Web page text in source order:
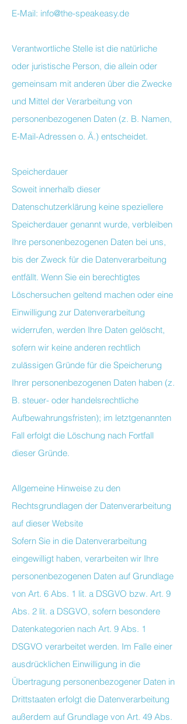
E-Mail: info@the-speakeasy.de
Verantwortliche Stelle ist die natürliche
oder juristische Person, die allein oder
gemeinsam mit anderen über die Zwecke
und Mittel der Verarbeitung von
personenbezogenen Daten (z. B. Namen,
E-Mail-Adressen o. Ä.) entscheidet.
Speicherdauer
Soweit innerhalb dieser
Datenschutzerklärung keine speziellere
Speicherdauer genannt wurde, verbleiben
Ihre personenbezogenen Daten bei uns,
bis der Zweck für die Datenverarbeitung
entfällt. Wenn Sie ein berechtigtes
Löschersuchen geltend machen oder eine
Einwilligung zur Datenverarbeitung
widerrufen, werden Ihre Daten gelöscht,
sofern wir keine anderen rechtlich
zulässigen Gründe für die Speicherung
Ihrer personenbezogenen Daten haben (z.
B. steuer- oder handelsrechtliche
Aufbewahrungsfristen); im letztgenannten
Fall erfolgt die Löschung nach Fortfall
dieser Gründe.
Allgemeine Hinweise zu den
Rechtsgrundlagen der Datenverarbeitung
auf dieser Website
Sofern Sie in die Datenverarbeitung
eingewilligt haben, verarbeiten wir Ihre
personenbezogenen Daten auf Grundlage
von Art. 6 Abs. 1 lit. a DSGVO bzw. Art. 9
Abs. 2 lit. a DSGVO, sofern besondere
Datenkategorien nach Art. 9 Abs. 1
DSGVO verarbeitet werden. Im Falle einer
ausdrücklichen Einwilligung in die
Übertragung personenbezogener Daten in
Drittstaaten erfolgt die Datenverarbeitung
außerdem auf Grundlage von Art. 49 Abs.